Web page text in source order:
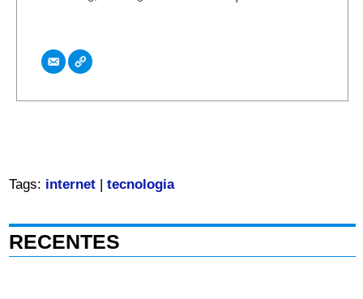
Tags: internet| tecnologia
RECENTES